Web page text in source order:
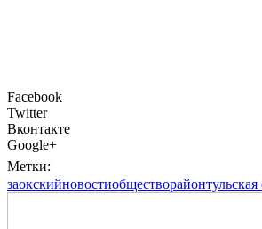
Facebook
Twitter
Вконтакте
Google+
Метки:
заокскийновостиобществорайонтульская